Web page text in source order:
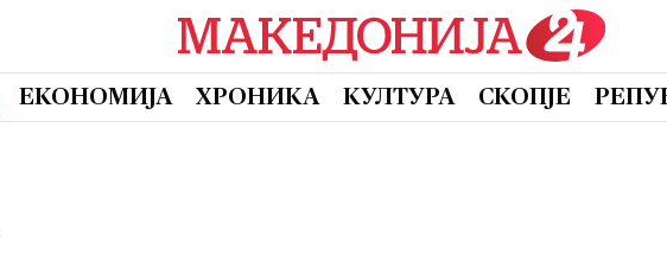
ЕКОНОМИЈА ХРОНИКА КУЛТУРА СКОПЈЕ